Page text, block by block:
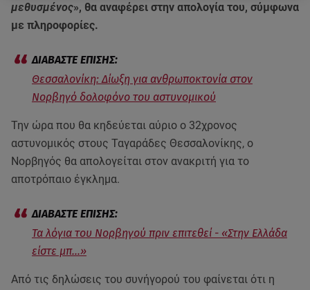
μεθυσμένος», θα αναφέρει στην απολογία του, σύμφωνα
με πληροφορίες.
Θεσσαλονίκη: Δίωξη για ανθρωποκτονία στον
Νορβηγό δολοφόνο του αστυνομικού
Την ώρα που θα κηδεύεται αύριο ο 32χρονος
αστυνομικός στους Ταγαράδες Θεσσαλονίκης, ο
Νορβηγός θα απολογείται στον ανακριτή για το
αποτρόπαιο έγκλημα.
Τα λόγια του Νορβηγού πριν επιτεθεί - «Στην Ελλάδα
είστε μπ...»
Από τις δηλώσεις του συνήγορού του φαίνεται ότι η